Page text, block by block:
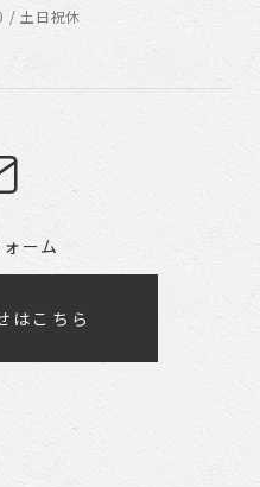
/ 土日祝休
ーム
はこちら